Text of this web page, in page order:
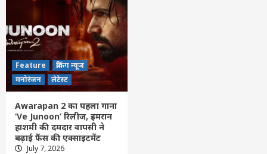
Feature
ब्रेकिंग न्यूज
मनोरंजन
लेटेस्ट
Awarapan 2 का पहला गाना
‘Ve Junoon’ रिलीज, इमरान
हाशमी की दमदार वापसी ने
बढ़ाई फैंस की एक्साइटमेंट
July 7, 2026
4
Feature छत्तीसगढ़ लेटेस्ट
मंत्री टंक राम वर्मा का सारंगढ़-बिलाईगढ़ का दो
दिवसीय प्रवास, देंगे विकास कार्यों की सौगात और
तिरंगा यात्रा का करेंगे नेतृत्व…..
5
Feature छत्तीसगढ़
वन्यजीव तस्करों पर कड़ी कार्रवाई, सांभर शिकार
मामले में 3 आरोपी गिरफ्तार, भेजे गए जेल
Feature